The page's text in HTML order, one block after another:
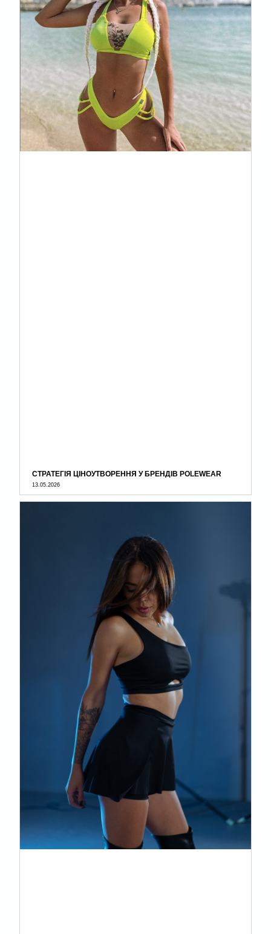
СТРАТЕГІЯ ЦІНОУТВОРЕННЯ У БРЕНДІВ POLEWEAR
13.05.2026